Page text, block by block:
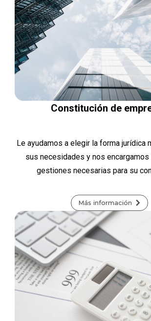
Constitución de
Le ayudamos a elegir la forma jurídica
sus necesidades y nos
gestiones necesarias para su
Más información